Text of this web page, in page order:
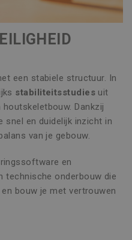
een stabiele structuur. In
stabiliteitsstudiesuit
Dankzij
snel en duidelijk inzicht in
van je gebouw.
en
technische onderbouw die
bouw je met vertrouwen